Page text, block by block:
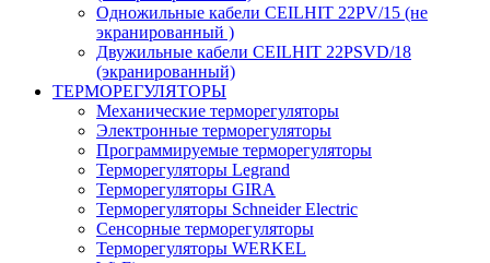
Одножильные кабели CEILHIT 22PV/15 (не
экранированный )
Двужильные кабели CEILHIT 22PSVD/18
(экранированный)
ТЕРМОРЕГУЛЯТОРЫ
Механические терморегуляторы
Электронные терморегуляторы
Программируемые терморегуляторы
Терморегуляторы Legrand
Терморегуляторы GIRA
Терморегуляторы Schneider Electric
Сенсорные терморегуляторы
Терморегуляторы WERKEL